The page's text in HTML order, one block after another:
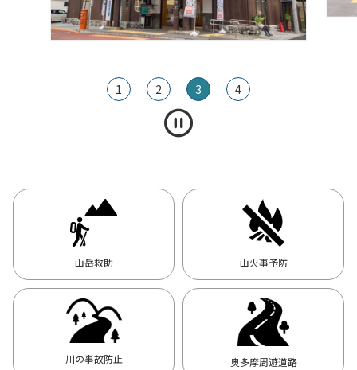
1 2 3 4
山岳救助 山火事予防
川の事故防止 奥多摩周遊道路